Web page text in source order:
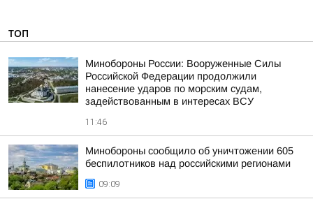
ТОП
Минобороны России: Вооруженные Силы
Российской Федерации продолжили
нанесение ударов по морским судам,
задействованным в интересах ВСУ
11:46
Минобороны сообщило об уничтожении 605
беспилотников над российскими регионами
09:09